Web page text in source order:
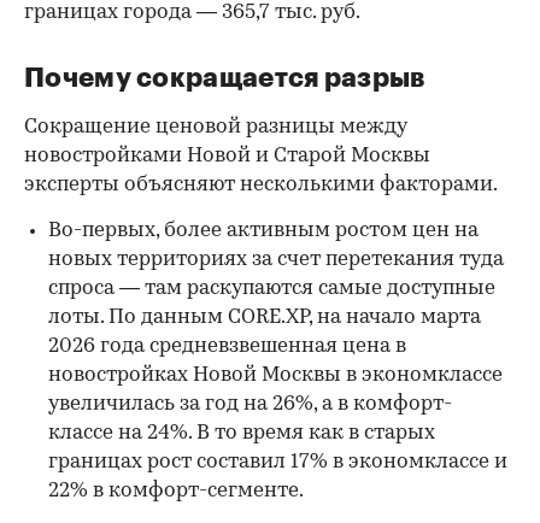
границах города — 365,7 тыс. руб.
00:00 / 00:00
Почему сокращается разрыв
Сокращение ценовой разницы между
новостройками Новой и Старой Москвы
эксперты объясняют несколькими факторами.
Во-первых, более активным ростом цен на
новых территориях за счет перетекания туда
спроса — там раскупаются самые доступные
лоты. По данным CORE.XP, на начало марта
2026 года средневзвешенная цена в
новостройках Новой Москвы в экономклассе
увеличилась за год на 26%, а в комфорт-
классе на 24%. В то время как в старых
границах рост составил 17% в экономклассе и
22% в комфорт-сегменте.